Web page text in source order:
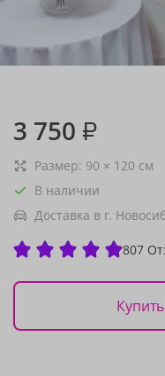
3 750 ₽
Размер: 90 × 120 см
В наличии
Доставка в г.
807